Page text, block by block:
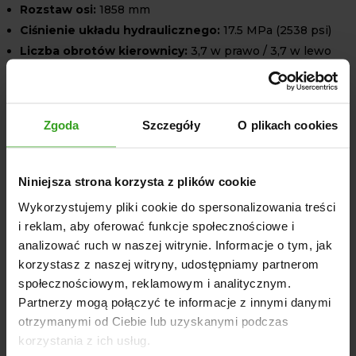
Zgoda Szczegóły O plikach cookies
Niniejsza strona korzysta z plików cookie
Wykorzystujemy pliki cookie do spersonalizowania treści
i reklam, aby oferować funkcje społecznościowe i
analizować ruch w naszej witrynie. Informacje o tym, jak
korzystasz z naszej witryny, udostępniamy partnerom
społecznościowym, reklamowym i analitycznym.
Partnerzy mogą połączyć te informacje z innymi danymi
otrzymanymi od Ciebie lub uzyskanymi podczas
korzystania z ich usług.
Rozstaw osi: 1858 mm
Ciśnienie układu hydraulicznego: 17.5 MPa (2538 psi)
Liczba obrotów kierownicy: 3,7 w prawo / 3,7 w lewo
Węże do nagrzewnicy (2 sztuki)
Oświetlenie wewnętrzne kabiny
System audio
Wycieraczki przednie i tylne
Zewnętrzne oświetlenie LED (dwie lampy z przodu i
dwie z tyłu traktora)
Boczne lustra (2 sztuki)
Nagrzewnica w komplecie